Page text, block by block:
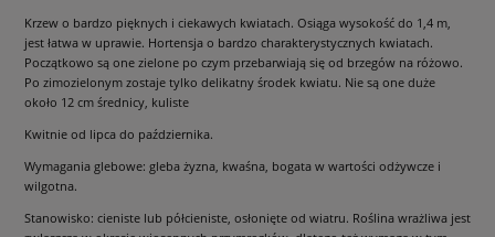
Krzew o bardzo pięknych i ciekawych kwiatach. Osiąga wysokość do 1,4 m,
jest łatwa w uprawie. Hortensja o bardzo charakterystycznych kwiatach.
Początkowo są one zielone po czym przebarwiają się od brzegów na różowo.
Po zimozielonym zostaje tylko delikatny środek kwiatu. Nie są one duże
około 12 cm średnicy, kuliste
Kwitnie od lipca do października.
Wymagania glebowe: gleba żyzna, kwaśna, bogata w wartości odżywcze i
wilgotna.
Stanowisko: cieniste lub półcieniste, osłonięte od wiatru. Roślina wrażliwa jest